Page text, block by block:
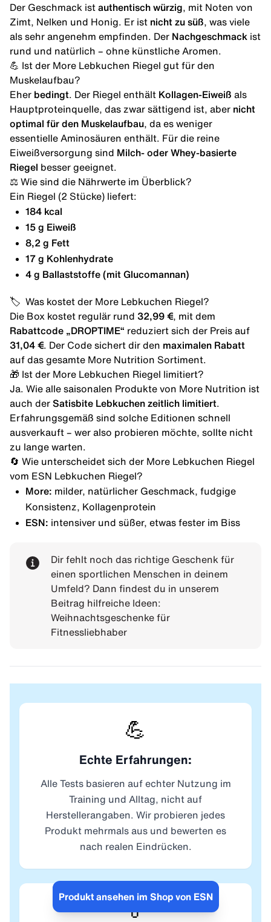
Der Geschmack ist authentisch würzig , mit Noten von
Zimt, Nelken und Honig. Er ist nicht zu süß , was viele
als sehr angenehm empfinden. Der Nachgeschmack ist
rund und natürlich – ohne künstliche Aromen.
💪 Ist der More Lebkuchen Riegel gut für den
Muskelaufbau?
Eher bedingt . Der Riegel enthält Kollagen-Eiweiß als
Hauptproteinquelle, das zwar sättigend ist, aber nicht
optimal für den Muskelaufbau , da es weniger
essentielle Aminosäuren enthält. Für die reine
Eiweißversorgung sind Milch- oder Whey-basierte
Riegel besser geeignet.
⚖️ Wie sind die Nährwerte im Überblick?
Ein Riegel (2 Stücke) liefert:
184 kcal
15 g Eiweiß
8,2 g Fett
17 g Kohlenhydrate
4 g Ballaststoffe (mit Glucomannan)
🏷️ Was kostet der More Lebkuchen Riegel?
Die Box kostet regulär rund 32,99 € , mit dem
Rabattcode „DROPTIME“ reduziert sich der Preis auf
31,04 € . Der Code sichert dir den maximalen Rabatt
auf das gesamte More Nutrition Sortiment
🎁 Ist der More Lebkuchen Riegel limitiert?
Ja. Wie alle saisonalen Produkte von More Nutrition ist
auch der Satisbite Lebkuchen zeitlich limitiert
Erfahrungsgemäß sind solche Editionen schnell
ausverkauft – wer also probieren möchte, sollte nicht
zu lange warten.
🔄 Wie unterscheidet sich der More Lebkuchen Riegel
vom ESN Lebkuchen Riegel?
More: milder, natürlicher Geschmack, fudgige
Konsistenz, Kollagenprotein
ESN: intensiver und süßer, etwas fester im Biss
Dir fehlt noch das richtige Geschenk für
einen sportlichen Menschen in deinem
Umfeld? Dann findest du in unserem
Beitrag hilfreiche Ideen:
Weihnachtsgeschenke für
Fitnessliebhaber
💪
Echte Erfahrungen:
Alle Tests basieren auf echter Nutzung im
Training und Alltag, nicht auf
Herstellerangaben. Wir probieren jedes
Produkt mehrmals aus und bewerten es
nach realen Eindrücken.
🏅
Produkt ansehen im Shop von ESN